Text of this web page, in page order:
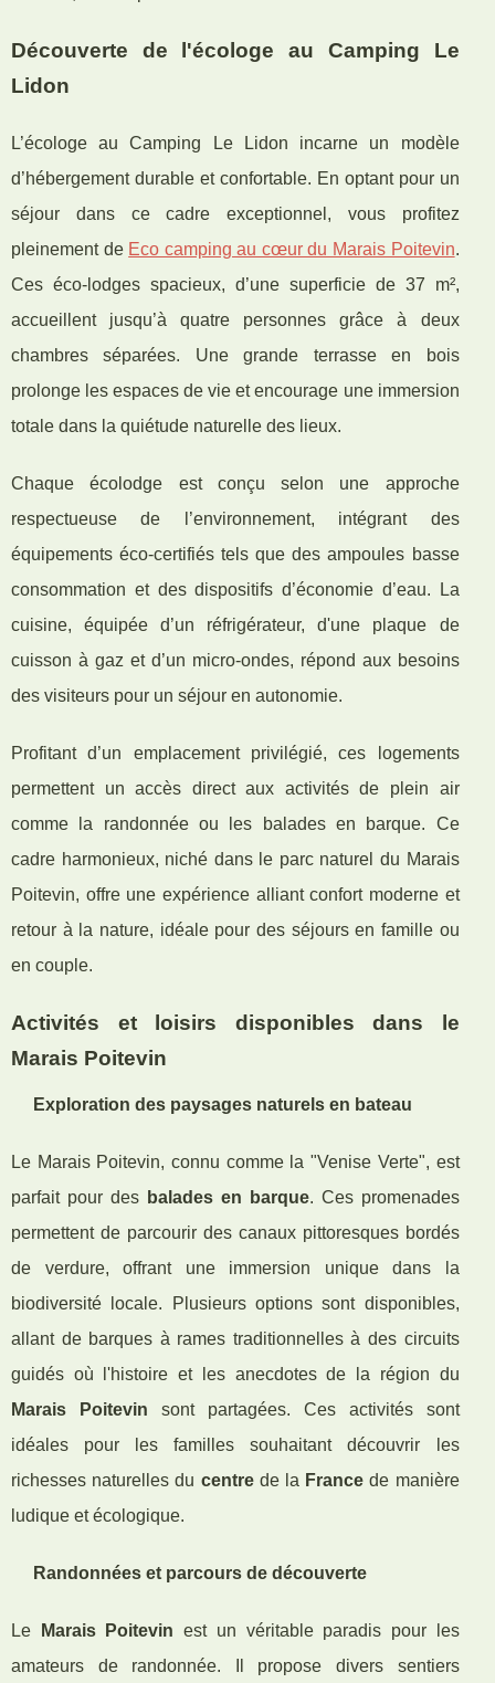
Découverte de l'écologe au Camping Le
Lidon
L’écologe au Camping Le Lidon incarne un modèle
d’hébergement durable et confortable. En optant pour un
séjour dans ce cadre exceptionnel, vous profitez
pleinement de Eco camping au cœur du Marais Poitevin.
Ces éco-lodges spacieux, d’une superficie de 37 m²,
accueillent jusqu’à quatre personnes grâce à deux
chambres séparées. Une grande terrasse en bois
prolonge les espaces de vie et encourage une immersion
totale dans la quiétude naturelle des lieux.
Chaque écolodge est conçu selon une approche
respectueuse de l’environnement, intégrant des
équipements éco-certifiés tels que des ampoules basse
consommation et des dispositifs d’économie d’eau. La
cuisine, équipée d’un réfrigérateur, d'une plaque de
cuisson à gaz et d’un micro-ondes, répond aux besoins
des visiteurs pour un séjour en autonomie.
Profitant d’un emplacement privilégié, ces logements
permettent un accès direct aux activités de plein air
comme la randonnée ou les balades en barque. Ce
cadre harmonieux, niché dans le parc naturel du Marais
Poitevin, offre une expérience alliant confort moderne et
retour à la nature, idéale pour des séjours en famille ou
en couple.
Activités et loisirs disponibles dans le
Marais Poitevin
Exploration des paysages naturels en bateau
Le Marais Poitevin, connu comme la "Venise Verte", est
parfait pour des balades en barque. Ces promenades
permettent de parcourir des canaux pittoresques bordés
de verdure, offrant une immersion unique dans la
biodiversité locale. Plusieurs options sont disponibles,
allant de barques à rames traditionnelles à des circuits
guidés où l'histoire et les anecdotes de la région du
Marais Poitevin sont partagées. Ces activités sont
idéales pour les familles souhaitant découvrir les
richesses naturelles du centrede la France de manière
ludique et écologique.
Randonnées et parcours de découverte
Le Marais Poitevin est un véritable paradis pour les
amateurs de randonnée. Il propose divers sentiers